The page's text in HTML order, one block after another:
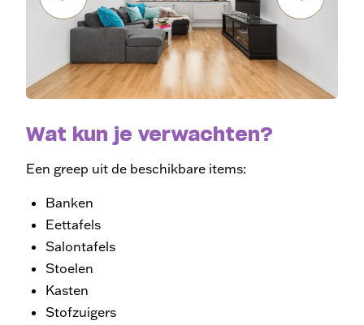
Wat kun je verwachten?
Een greep uit de beschikbare items:
Banken
Eettafels
Salontafels
Stoelen
Kasten
Stofzuigers